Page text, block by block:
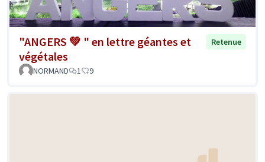
"ANGERS 💚 " en lettre géantes et
végétales
Retenue
NORMAND 1 9